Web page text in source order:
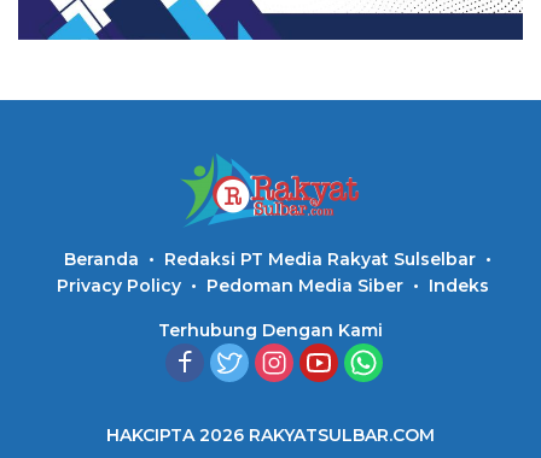
Beranda
Redaksi PT Media Rakyat Sulselbar
Privacy Policy
Pedoman Media Siber Indeks
Terhubung Dengan Kami
HAKCIPTA 2026 RAKYATSULBAR.COM